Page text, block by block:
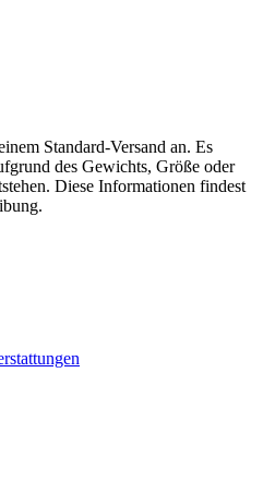
Standard-Versand an. Es
des Gewichts, Größe oder
Diese Informationen findest